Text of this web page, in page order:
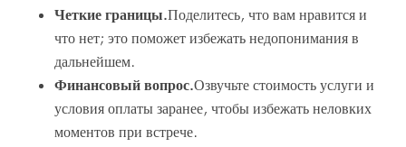
Четкие границы.Поделитесь, что вам нравится и
что нет; это поможет избежать недопонимания в
дальнейшем.
Финансовый вопрос.Озвучьте стоимость услуги и
условия оплаты заранее, чтобы избежать неловких
моментов при встрече.